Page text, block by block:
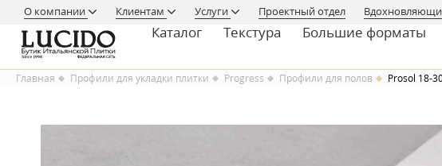
О компании Клиентам Услуги Проектный отдел
Каталог Текстура Большие форматы
Главная Профили для укладки плитки Progress Профили для полов Prosol 18-